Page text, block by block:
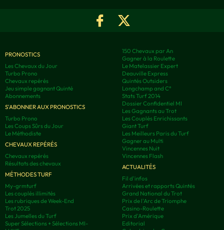
PRONOSTICS
Les Chevaux du Jour
Turbo Prono
Chevaux repérés
Jeu simple gagnant Quinté
Abonnements
S'ABONNER AUX PRONOSTICS
Turbo Prono
Les Coups Sûrs du Jour
Le Méthodiste
CHEVAUX REPÉRÉS
Chevaux repérés
Résultats des chevaux
MÉTHODES TURF
My-grmturf
Les couplés illimités
Les rubriques de Week-End
Trot 2025
Les Jumelles du Turf
Super Sélections + Sélections MI-
150 Chevaux par An
Gagner à la Roulette
Le Matelassier Expert
Deauville Express
Quintés Outsiders
Longchamp and C°
Stats Turf 2014
Dossier Confidentiel MI
Les Gagnants au Trot
Les Couplés Enrichissants
Giant Turf
Les Meilleurs Paris du Turf
Gagner au Multi
Vincennes Nuit
Vincennes Flash
ACTUALITÉS
Fil d'infos
Arrivées et rapports Quintés
Grand National du Trot
Prix de l'Arc de Triomphe
Casino-Roulette
Prix d'Amérique
Editorial